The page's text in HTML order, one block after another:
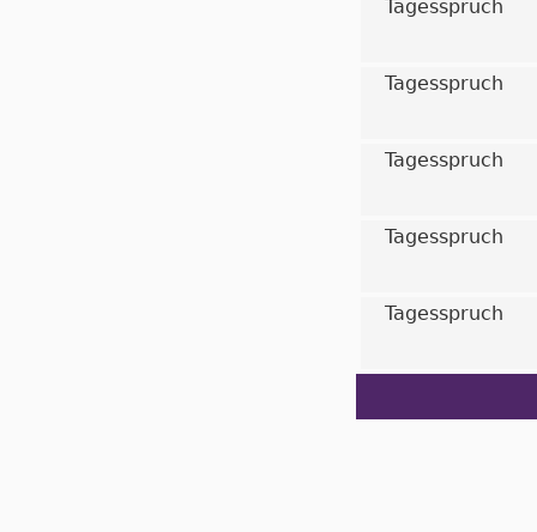
Tagesspruch
Tagesspruch
Tagesspruch
Tagesspruch
Tagesspruch